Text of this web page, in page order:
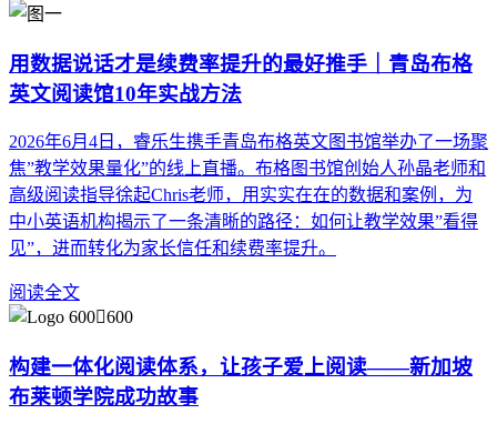
用数据说话才是续费率提升的最好推手｜青岛布格
英文阅读馆10年实战方法
2026年6月4日，睿乐生携手青岛布格英文图书馆举办了一场聚
焦”教学效果量化”的线上直播。布格图书馆创始人孙晶老师和
高级阅读指导徐起Chris老师，用实实在在的数据和案例，为
中小英语机构揭示了一条清晰的路径：如何让教学效果”看得
见”，进而转化为家长信任和续费率提升。
阅读全文
构建一体化阅读体系，让孩子爱上阅读——新加坡
布莱顿学院成功故事